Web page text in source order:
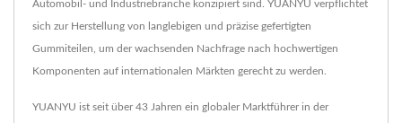
Automobil- und Industriebranche konzipiert sind. YUANYU verpflichtet
sich zur Herstellung von langlebigen und präzise gefertigten
Gummiteilen, um der wachsenden Nachfrage nach hochwertigen
Komponenten auf internationalen Märkten gerecht zu werden.
YUANYU ist seit über 43 Jahren ein globaler Marktführer in der